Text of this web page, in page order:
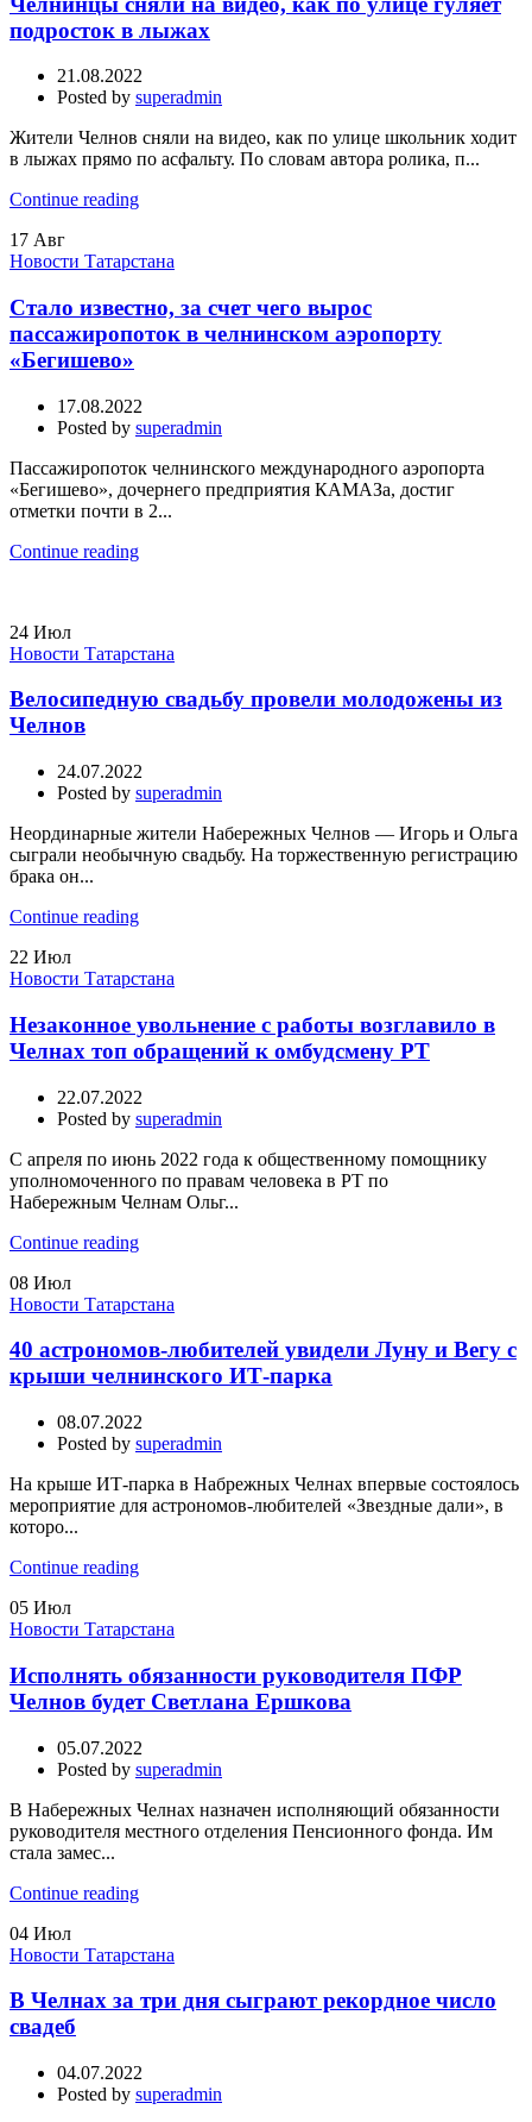
подросток в лыжах
21.08.2022
Posted by superadmin
Жители Челнов сняли на видео, как по улице школьник ходит
в лыжах прямо по асфальту. По словам автора ролика, п...
Continue reading
17 Авг
Новости Татарстана
Стало известно, за счет чего вырос
пассажиропоток в челнинском аэропорту
«Бегишево»
17.08.2022
Posted by superadmin
Пассажиропоток челнинского международного аэропорта
«Бегишево», дочернего предприятия КАМАЗа, достиг
отметки почти в 2...
Continue reading
24 Июл
Новости Татарстана
Велосипедную свадьбу провели молодожены из
Челнов
24.07.2022
Posted by superadmin
Неординарные жители Набережных Челнов — Игорь и Ольга
сыграли необычную свадьбу. На торжественную регистрацию
брака он...
Continue reading
22 Июл
Новости Татарстана
Незаконное увольнение с работы возглавило в
Челнах топ обращений к омбудсмену РТ
22.07.2022
Posted by superadmin
С апреля по июнь 2022 года к общественному помощнику
уполномоченного по правам человека в РТ по
Набережным Челнам Ольг...
Continue reading
08 Июл
Новости Татарстана
40 астрономов-любителей увидели Луну и Вегу с
крыши челнинского ИТ-парка
08.07.2022
Posted by superadmin
На крыше ИТ-парка в Набрежных Челнах впервые состоялось
мероприятие для астрономов-любителей «Звездные дали», в
которо...
Continue reading
05 Июл
Новости Татарстана
Исполнять обязанности руководителя ПФР
Челнов будет Светлана Ершкова
05.07.2022
Posted by superadmin
В Набережных Челнах назначен исполняющий обязанности
руководителя местного отделения Пенсионного фонда. Им
стала замес...
Continue reading
04 Июл
Новости Татарстана
В Челнах за три дня сыграют рекордное число
свадеб
04.07.2022
Posted by superadmin